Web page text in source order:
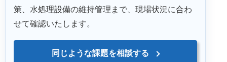
策、水処理設備の維持管理まで、現場状況に合わ
せて確認いたします。
同じような課題を相談する